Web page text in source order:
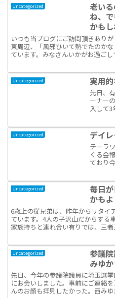
Uncategorized
老い
ね、
かもし
いつも当ブログにご訪問頂きあり
東周辺、「風邪ひいて熱でたのか
ています。みなさんいかがお過ご
Uncategorized 実用
先日、
ーナー
入して
障。充
するこ
Uncategorized デイ
テーラ
くる会
ており
いるの
かれて
Uncategorized
毎日
かもよ
6歳上の従兄弟は、昨年からリタイ
ています。4人の子沢山だからする
家族持ちと連れ合い有りでは、三
Uncategorized
参議
みゆ
先日、今年の参議院議員に埼玉選
にお会いしました。事前にご連絡
んのお顔も拝見したかった。西み